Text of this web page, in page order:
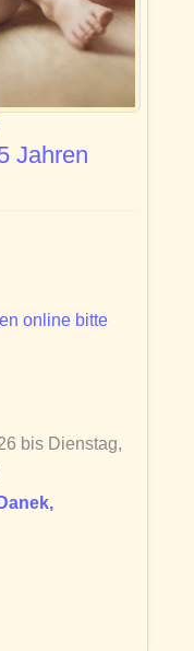
Jahren
online bitte
bis Dienstag,